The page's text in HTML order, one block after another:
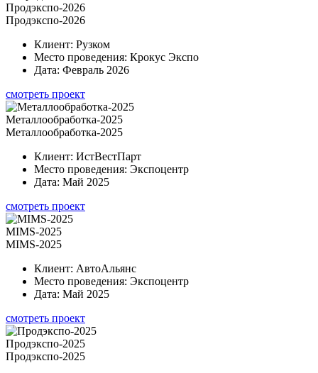
Продэкспо-2026
Продэкспо-2026
Клиент: Рузком
Место проведения: Крокус Экспо
Дата: Февраль 2026
смотреть проект
Металлообработка-2025
Металлообработка-2025
Клиент: ИстВестПарт
Место проведения: Экспоцентр
Дата: Май 2025
смотреть проект
MIMS-2025
MIMS-2025
Клиент: АвтоАльянс
Место проведения: Экспоцентр
Дата: Май 2025
смотреть проект
Продэкспо-2025
Продэкспо-2025